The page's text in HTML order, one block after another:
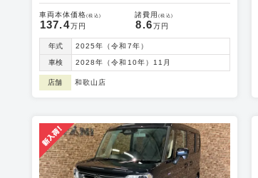
車両本体価格(税込)
137.4万円
諸費用(税込)
8.6 万円
年式 2025年（令和7年）
車検 2028年（令和10年）11月
店舗 和歌山店